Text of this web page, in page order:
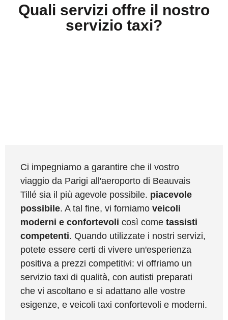
Quali servizi offre il nostro
servizio taxi?
Ci impegniamo a garantire che il vostro
viaggio da Parigi all'aeroporto di Beauvais
Tillé sia il più agevole possibile. piacevole
possibile. A tal fine, vi forniamo veicoli
moderni e confortevoli così come tassisti
competenti. Quando utilizzate i nostri servizi,
potete essere certi di vivere un'esperienza
positiva a prezzi competitivi: vi offriamo un
servizio taxi di qualità, con autisti preparati
che vi ascoltano e si adattano alle vostre
esigenze, e veicoli taxi confortevoli e moderni.